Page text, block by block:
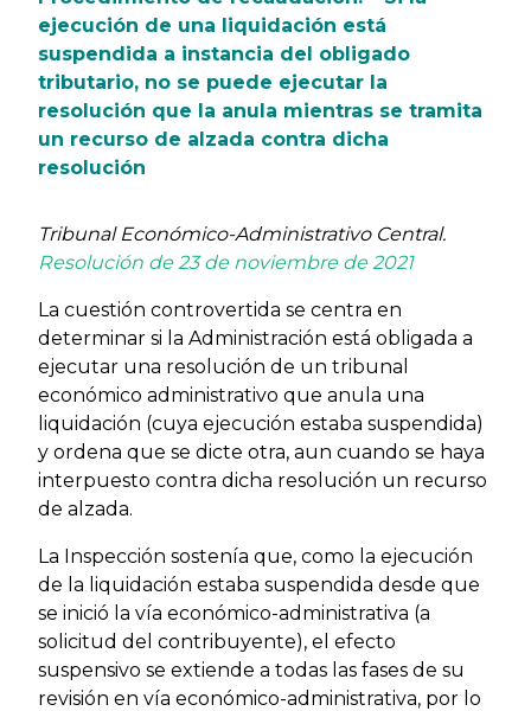
ejecución de una liquidación está
suspendida a instancia del obligado
tributario, no se puede ejecutar la
resolución que la anula mientras se tramita
un recurso de alzada contra dicha
resolución
Tribunal Económico-Administrativo Central.
Resolución de 23 de noviembre de 2021
La cuestión controvertida se centra en
determinar si la Administración está obligada a
ejecutar una resolución de un tribunal
económico administrativo que anula una
liquidación (cuya ejecución estaba suspendida)
y ordena que se dicte otra, aun cuando se haya
interpuesto contra dicha resolución un recurso
de alzada.
La Inspección sostenía que, como la ejecución
de la liquidación estaba suspendida desde que
se inició la vía económico-administrativa (a
solicitud del contribuyente), el efecto
suspensivo se extiende a todas las fases de su
revisión en vía económico-administrativa, por lo